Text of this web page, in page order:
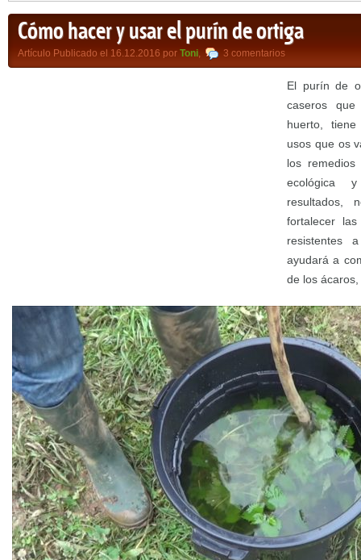
Cómo hacer y usar el purín de ortiga
Artículo Publicado el 16.12.2016 por Toni, 3 comentarios
El purín de
caseros
huerto,
usos que os
los
ecológica
resultados,
fortalecer
resistentes
ayudará a
de los